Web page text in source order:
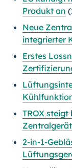
Produkt an
Neue
integrierter
Erstes
TROX
2-in-1-